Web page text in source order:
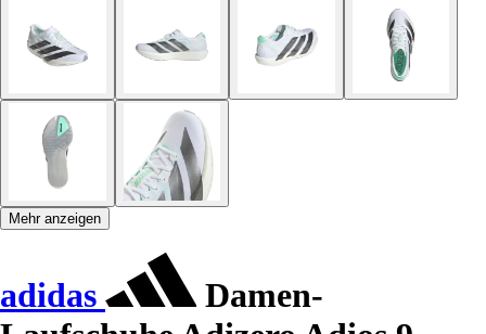
Mehr anzeigen
adidas
Damen-